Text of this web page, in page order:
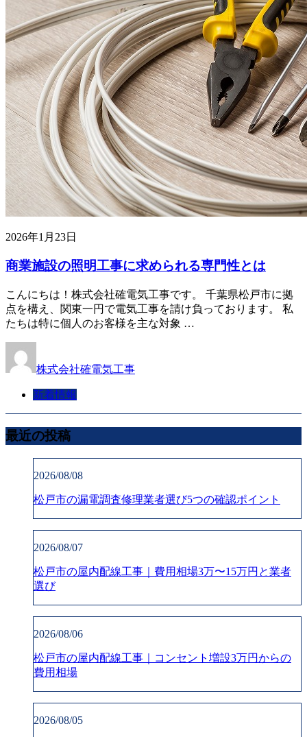
2026年1月23日
商業施設の照明工事に求められる専門性とは
こんにちは！株式会社確電気工事です。 千葉県松戸市に拠
点を構え、関東一円で電気工事を請け負っております。 私
たちは特に個人のお客様を主な対象 …
株式会社確電気工事
新着情報
最近の投稿
2026/08/08
松戸市の漏電調査修理業者選び5つの確認ポイント
2026/08/07
松戸市の屋内配線工事｜費用相場3万〜15万円と業者
選び
2026/08/06
松戸市の屋内配線工事｜コンセント増設3万円からの
費用相場
2026/08/05